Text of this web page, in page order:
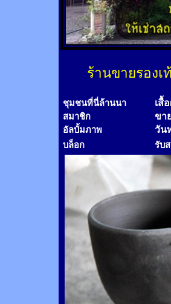
ร้านขายรองเ
ชุมชนที่นี่ล้านนา เสื้
สมาชิก ขา
อัลบั้มภาพ วัน
บล็อก รับ